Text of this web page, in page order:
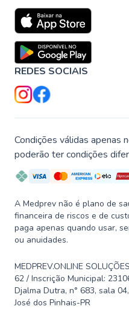
REDES SOCIAIS
Condições válidas apenas
poderão ter condições
A Medprev não é plano de
financeira de riscos e de
paga apenas quando usar,
ou anuidades.
MEDPREV.ONLINE
62 / Inscrição Municipal:
Djalma Dutra, n° 683, sala
José dos Pinhais-PR